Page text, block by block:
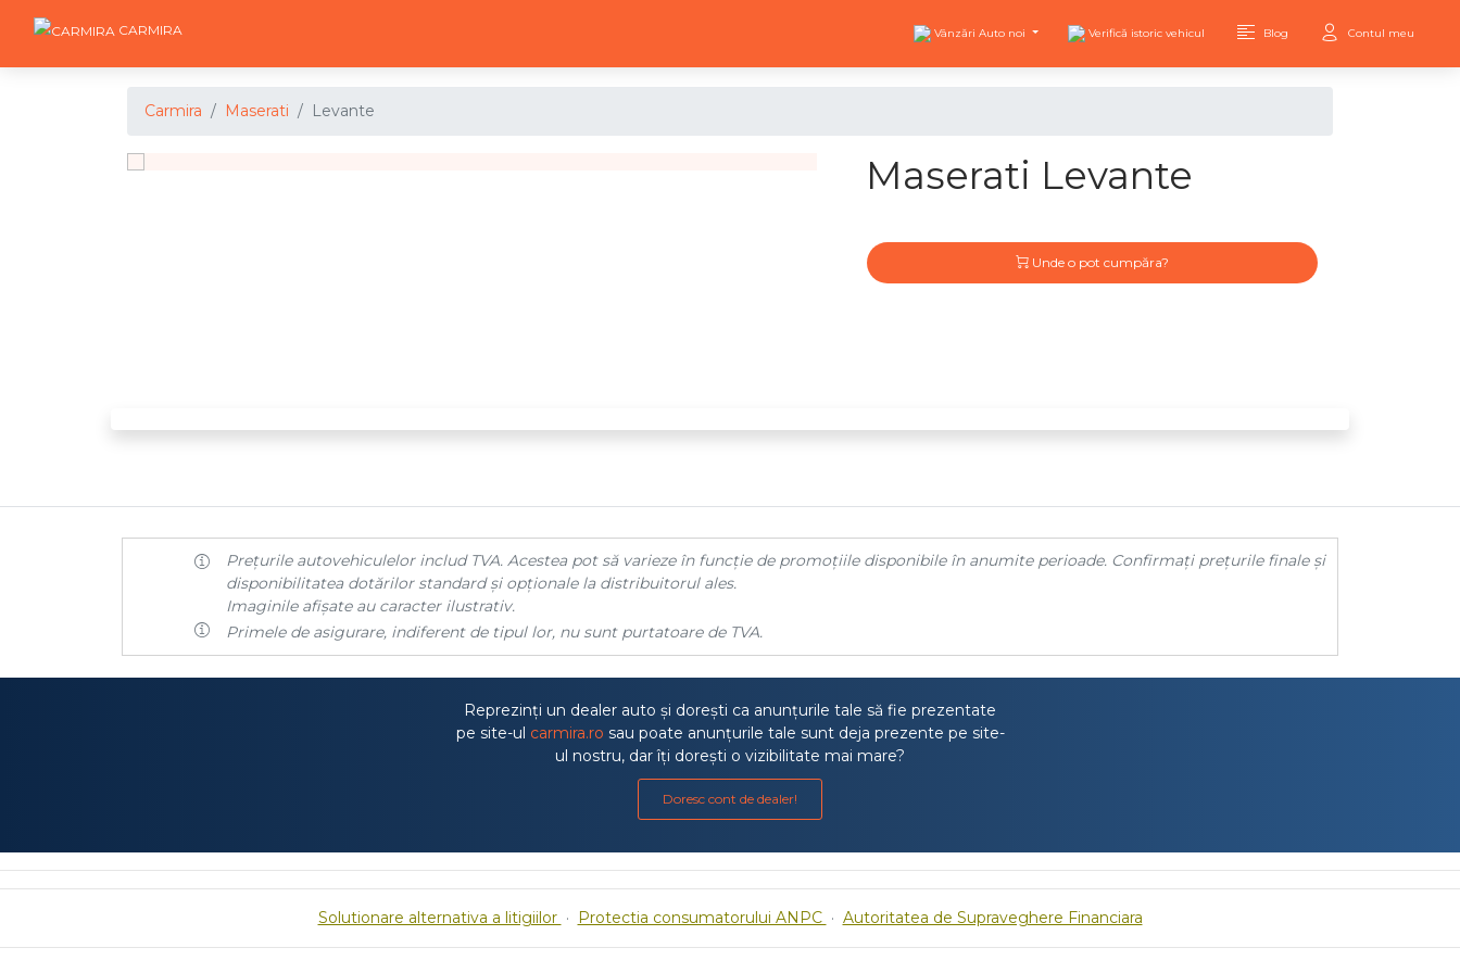
CARMIRA Vânzări Auto noi Verifică istoric vehicul Blog Contul meu
Carmira Maserati Levante
Maserati Levante
Unde o pot cumpăra?
Prețurile autovehiculelor includ TVA. Acestea pot să varieze în funcție de promoțiile disponibile în anumite perioade. Confirmați prețurile finale și
disponibilitatea dotărilor standard și opționale la distribuitorul ales.
Imaginile afișate au caracter ilustrativ.
Primele de asigurare, indiferent de tipul lor, nu sunt purtatoare de TVA.
Reprezinți un dealer auto și dorești ca anunțurile tale să fie prezentate
pe site-ul carmira.ro sau poate anunțurile tale sunt deja prezente pe site-
ul nostru, dar îți dorești o vizibilitate mai mare?
Doresc cont de dealer!
Solutionare alternativa a litigiilor · Protectia consumatorului ANPC · Autoritatea de Supraveghere Financiara